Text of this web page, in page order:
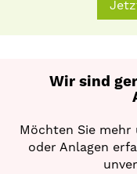
Wir sind
Möchten Sie
oder Anlagen